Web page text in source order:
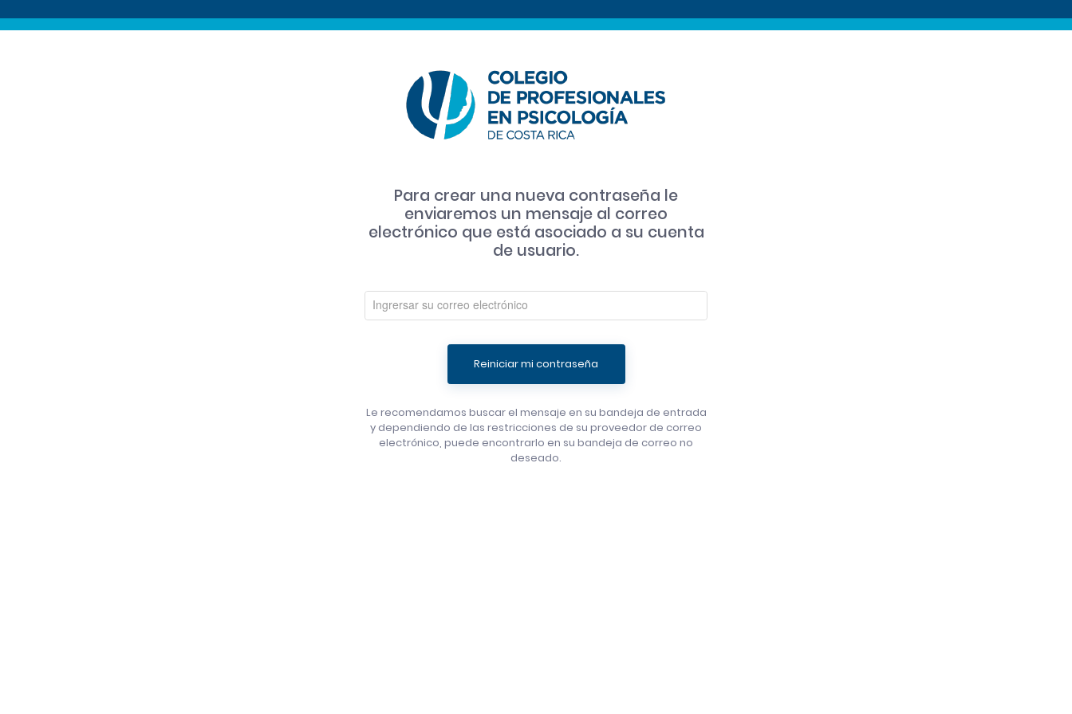
Para crear una nueva contraseña le
enviaremos un mensaje al correo
electrónico que está asociado a su cuenta
de usuario.
Reiniciar mi contraseña
Le recomendamos buscar el mensaje en su bandeja de entrada
y dependiendo de las restricciones de su proveedor de correo
electrónico, puede encontrarlo en su bandeja de correo no
deseado.